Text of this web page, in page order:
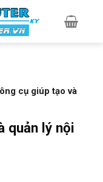
cụ giúp tạo và
quản lý nội